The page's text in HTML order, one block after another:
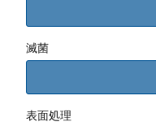
滅菌
表面処理